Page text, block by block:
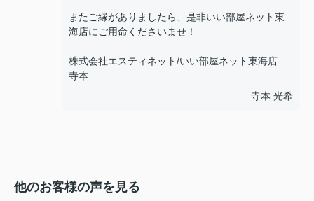
またご縁がありましたら、是非いい部屋ネット東
海店にご用命くださいませ！
株式会社エスティネット/いい部屋ネット東海店
寺本
寺本 光希
他のお客様の声を見る